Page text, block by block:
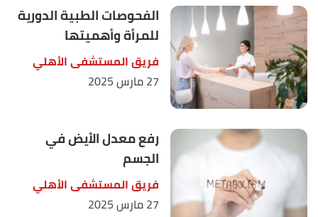
الفحوصات الطبية الدورية
للمرأة وأهميتها
فريق المستشفى الأهلي
27 مارس 2025
رفع معدل الأيض في
الجسم
فريق المستشفى الأهلي
27 مارس 2025